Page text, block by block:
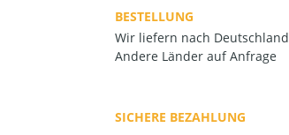
BESTELLUNG
Wir liefern nach Deutschland
Andere Länder auf Anfrage
SICHERE BEZAHLUNG